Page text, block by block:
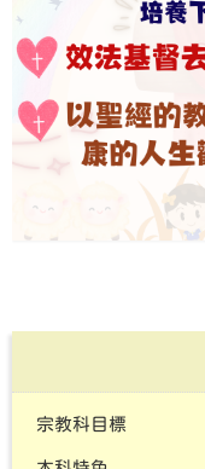
宗教科目標